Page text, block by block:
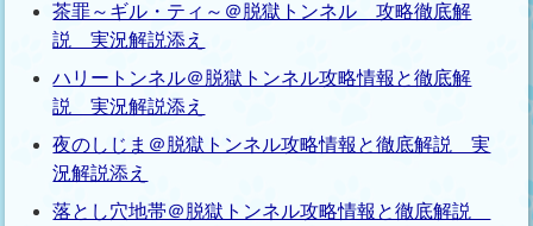
茶罪～ギル・ティ～＠脱獄トンネル 攻略徹底解
説 実況解説添え
ハリートンネル＠脱獄トンネル攻略情報と徹底解
説 実況解説添え
夜のしじま＠脱獄トンネル攻略情報と徹底解説 実
況解説添え
落とし穴地帯＠脱獄トンネル攻略情報と徹底解説